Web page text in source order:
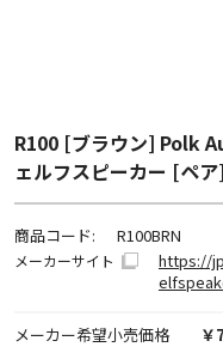
R100 [ブラウン] Polk
ェルフスピーカー [ペ
商品コード: R100BRN
メーカーサイト
https://
メーカー希望小売価格 ￥